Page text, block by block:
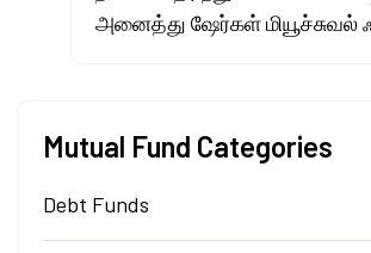
அனைத்து ஷேர்கள் மியூச்சுவல்
Mutual Fund Categories
Debt Funds